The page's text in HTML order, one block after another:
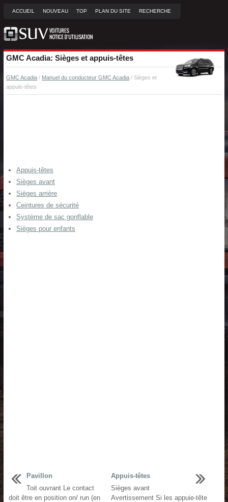
ACCUEIL NOUVEAU TOP PLAN DU SITE RECHERCHE
GMC Acadia: Sièges et appuis-têtes
GMC Acadia / Manuel du conducteur GMC Acadia / Sièges et
appuis-têtes
Appuis-têtes
Sièges avant
Sièges arrière
Ceintures de sécurité
Système de sac gonflable
Sièges pour enfants
Pavillon
Toit ouvrant Le contact
doit être en position on/ run (en
Appuis-têtes
Sièges avant
Avertissement Si les appuie-tête